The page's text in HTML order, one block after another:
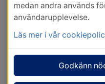
medan andra används
användarupplevelse.
Läs mer i vår
Godkänn